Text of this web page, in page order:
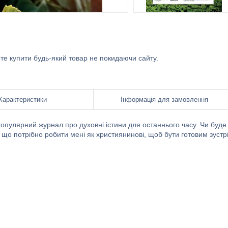
купити будь-який товар не покидаючи сайту.
Інформація для замовлення
журнал про духовні істини для останнього часу. Чи буде
потрібно робити мені як християнинові, щоб бути готовим